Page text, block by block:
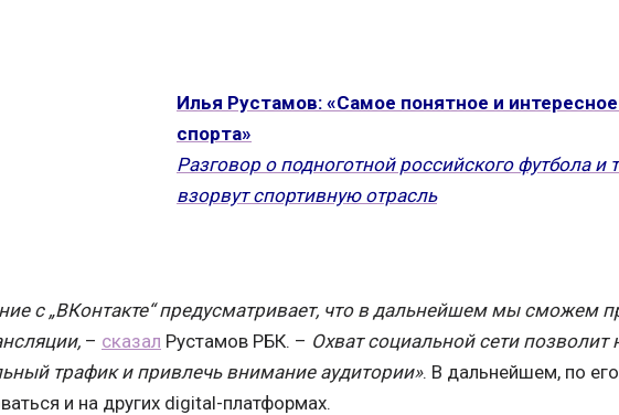
Илья Рустамов: «Самое понятное и
спорта»
Разговор о подноготной российского футбола и
взорвут спортивную отрасль
с „ВКонтакте“ предусматривает, что в дальнейшем мы сможем
– сказал Рустамов РБК. – Охват социальной сети позволит
трафик и привлечь внимание аудитории». ​В дальнейшем, по
и на других digital-платформах.